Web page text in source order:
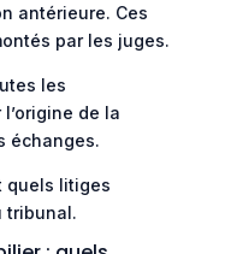
antérieure. Ces
par les juges.
les
de la
échanges.
quels litiges
tribunal.